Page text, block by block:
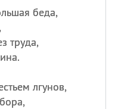
беда,
труда,
лгунов,